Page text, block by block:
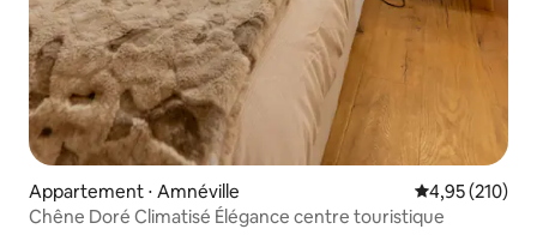
Appartement ⋅ Amnéville Évaluation
4,95 (210)
Chêne Doré Climatisé Élégance centre touristique